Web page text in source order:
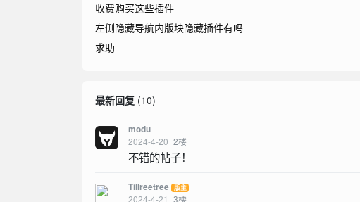
收费购买这些插件
左侧隐藏导航内版块隐藏插件有吗
求助
最新回复(10)
modu
2024-4-20 2楼
不错的帖子！
Tillreetree 版主
2024-4-21 3楼